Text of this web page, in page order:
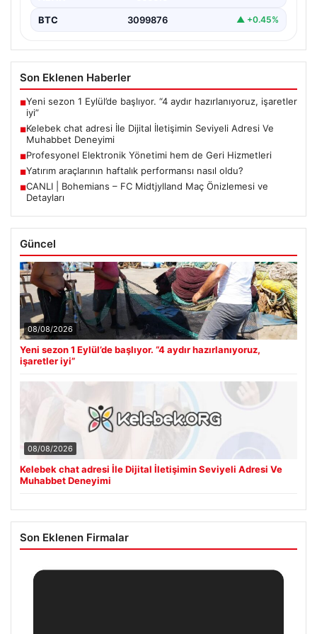
BTC 3099876 ▲ +0.45%
Son Eklenen Haberler
■Yeni sezon 1 Eylül’de başlıyor. “4 aydır hazırlanıyoruz, işaretler
iyi”
■Kelebek chat adresi İle Dijital İletişimin Seviyeli Adresi Ve
Muhabbet Deneyimi
■Profesyonel Elektronik Yönetimi hem de Geri Hizmetleri
■Yatırım araçlarının haftalık performansı nasıl oldu?
■CANLI | Bohemians – FC Midtjylland Maç Önizlemesi ve
Detayları
Güncel
08/08/2026
Yeni sezon 1 Eylül’de başlıyor. “4 aydır hazırlanıyoruz,
işaretler iyi”
08/08/2026
Kelebek chat adresi İle Dijital İletişimin Seviyeli Adresi Ve
Muhabbet Deneyimi
Son Eklenen Firmalar